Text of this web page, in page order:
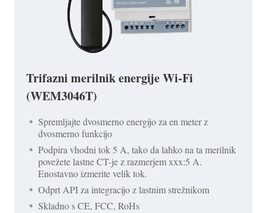
Trifazni merilnik energije Wi-Fi
(WEM3046T)
Spremljajte dvosmerno energijo za en meter z
dvosmerno funkcijo
Podpira vhodni tok 5 A, tako da lahko na ta merilnik
povežete lastne CT-je z razmerjem xxx:5 A.
Enostavno izmerite velik tok.
Odprt API za integracijo z lastnim strežnikom
Skladno s CE, FCC, RoHs